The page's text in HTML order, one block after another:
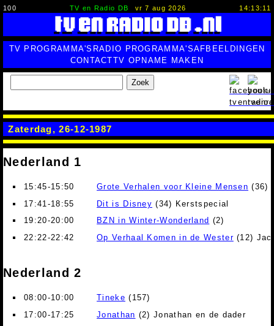
100 TV en Radio DB vr 7 aug 2026 14:13:12
TV PROGRAMMA'S RADIO PROGRAMMA'SAFBEELDINGEN
CONTACTTV OPNAME MAKEN
Zoek
Zaterdag, 26-12-1987
Nederland 1
15:45-15:50 Grote Verhalen voor Kleine Mensen (36)
17:41-18:55
Dit is Disney (34) Kerstspecial
19:20-20:00
BZN in Winter-Wonderland (2)
22:22-22:42
Op Verhaal Komen in de Wester(12)
Nederland 2
08:00-10:00 Tineke (157)
17:00-17:25
Jonathan (2) Jonathan en de dader